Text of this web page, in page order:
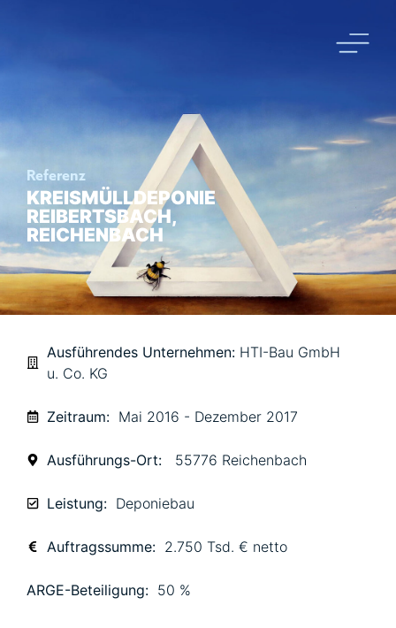
Referenz
KREISMÜLLDEPONIE
REIBERTSBACH,
REICHENBACH
Ausführendes Unternehmen: HTI-Bau GmbH
u. Co. KG
Zeitraum:Mai 2016 - Dezember 2017
Ausführungs-Ort:55776 Reichenbach
Leistung: Deponiebau
Auftragssumme:2.750 Tsd. € netto
ARGE-Beteiligung: 50 %